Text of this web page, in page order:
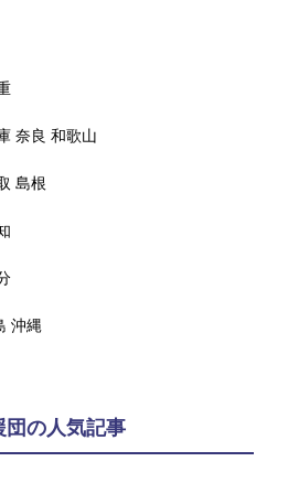
奈良 和歌山
島根
沖縄
団の人気記事